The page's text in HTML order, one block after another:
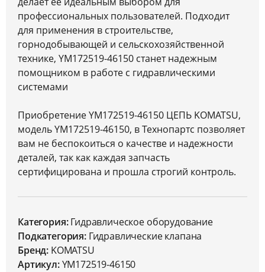
профессиональных пользователей. Подходит
для применения в строительстве,
горнодобывающей и сельскохозяйственной
технике, YM172519-46150 станет надежным
помощником в работе с гидравлическими
системами
Приобретение YM172519-46150 ЦЕПЬ KOMATSU,
модель YM172519-46150, в Технопартс позволяет
вам не беспокоиться о качестве и надежности
деталей, так как каждая запчасть
сертифицирована и прошла строгий контроль.
Категория:Гидравлическое оборудование
Подкатегория:Гидравлические клапана
Бренд: KOMATSU
Артикул:YM172519-46150